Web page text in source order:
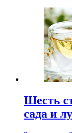
Шесть
сада и